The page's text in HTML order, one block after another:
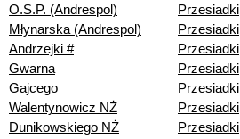
O.S.P. (Andrespol)
Przesiadki
Młynarska (Andrespol)
Przesiadki
Andrzejki #
Przesiadki
Gwarna
Przesiadki
Gajcego
Przesiadki
Walentynowicz NŻ
Przesiadki
Dunikowskiego NŻ
Przesiadki